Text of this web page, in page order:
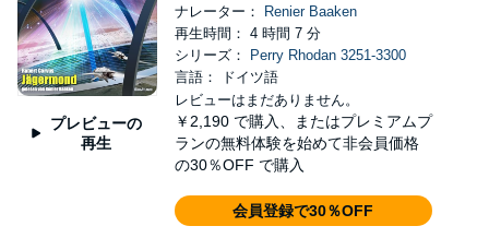
プレビューの
再生
ナレーター：
Renier Baaken
再生時間： 4 時間 7 分
シリーズ：
Perry Rhodan 3251-3300
言語： ドイツ語
レビューはまだありません。
￥2,190 で購入、またはプレミアムプ
ランの無料体験を始めて非会員価格
の30％OFF で購入
会員登録で30％OFF